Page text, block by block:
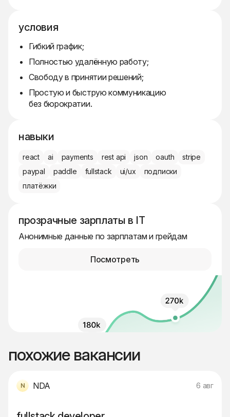
условия
Гибкий график;
Полностью удалённую работу;
Свободу в принятии решений;
Простую и быструю коммуникацию
без бюрократии.
навыки
react ai payments rest api json oauth
stripe
paypal
paddle fullstack ui/ux
подписки
платёжки
прозрачные зарплаты в IT
Анонимные данные по зарплатам и грейдам
Посмотреть
похожие вакансии
NDA 6 авг